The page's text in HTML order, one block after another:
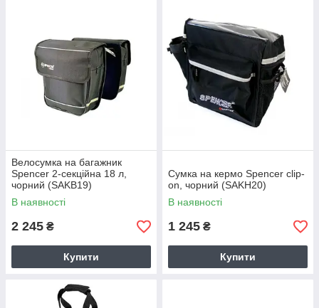
Велосумка на багажник
Spencer 2-секційна 18 л,
чорний (SAKB19)
В наявності
2 245 ₴
Купити
Сумка на кермо Spencer clip-
on, чорний (SAKH20)
В наявності
1 245 ₴
Купити